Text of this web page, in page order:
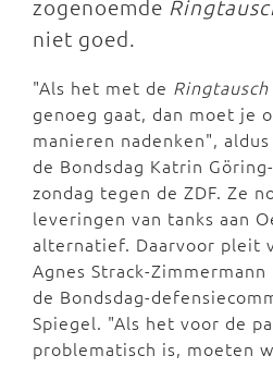
zogenoemde
niet goed.
"Als het met de Ringtausch
genoeg gaat, dan moet je
manieren nadenken",
de Bondsdag Katrin
zondag tegen de ZDF. Ze
leveringen van tanks aan
alternatief. Daarvoor pleit
Agnes Strack-
de Bondsdag-
Spiegel. "Als het voor de
problematisch is, moeten